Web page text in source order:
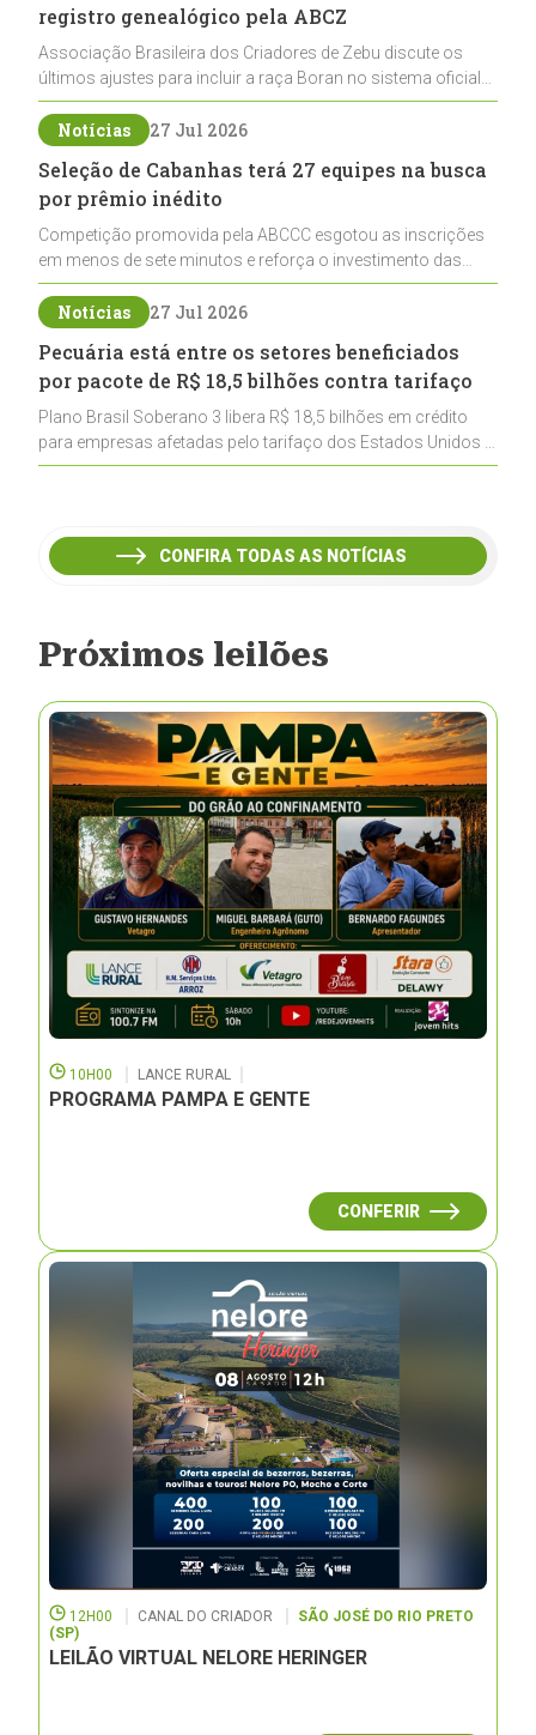
registro genealógico pela ABCZ
Associação Brasileira dos Criadores de Zebu discute os
últimos ajustes para incluir a raça Boran no sistema oficial
de registros, abrindo caminho para sua expansão na
pecuária nacional
Notícias 27 Jul 2026
Seleção de Cabanhas terá 27 equipes na busca
por prêmio inédito
Competição promovida pela ABCCC esgotou as inscrições
em menos de sete minutos e reforça o investimento das
cabanhas na seleção genética de Cavalos Crioulos voltados
ao laço
Notícias 27 Jul 2026
Pecuária está entre os setores beneficiados
por pacote de R$ 18,5 bilhões contra tarifaço
Plano Brasil Soberano 3 libera R$ 18,5 bilhões em crédito
para empresas afetadas pelo tarifaço dos Estados Unidos e
inclui a pecuária entre os setores estratégicos
CONFIRA TODAS AS NOTÍCIAS
Próximos leilões
10H00 LANCE RURAL
PROGRAMA PAMPA E GENTE
CONFERIR
12H00 CANAL DO CRIADOR
SÃO JOSÉ DO RIO PRETO
(SP)
LEILÃO VIRTUAL NELORE HERINGER